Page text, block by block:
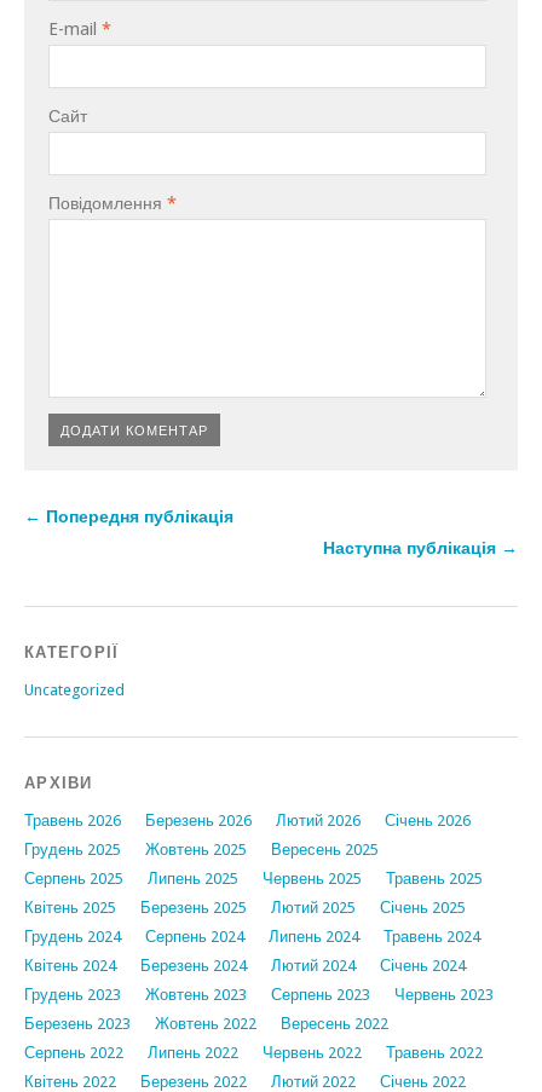
E-mail *
Сайт
Повідомлення *
← Попередня публікація
Наступна публікація →
КАТЕГОРІЇ
Uncategorized
АРХІВИ
Травень 2026 Березень 2026 Лютий 2026
Січень 2026
Грудень 2025
Жовтень 2025
Вересень 2025
Серпень 2025
Липень 2025 Червень 2025
Травень 2025
Квітень 2025
Березень 2025 Лютий 2025
Січень 2025
Грудень 2024
Серпень 2024 Липень 2024
Травень 2024
Квітень 2024
Березень 2024 Лютий 2024
Січень 2024
Грудень 2023
Жовтень 2023 Серпень 2023
Червень 2023
Березень 2023
Жовтень 2022
Вересень 2022
Серпень 2022
Липень 2022 Червень 2022
Травень 2022
Квітень 2022
Березень 2022 Лютий 2022
Січень 2022